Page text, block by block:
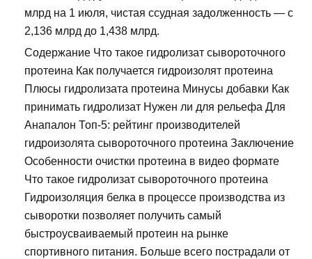
млрд на 1 июля, чистая ссудная задолженность — с
2,136 млрд до 1,438 млрд.
Содержание Что такое гидролизат сывороточного
протеина Как получается гидроизолят протеина
Плюсы гидролизата протеина Минусы добавки Как
принимать гидролизат Нужен ли для рельефа Для
Анапалон Топ-5: рейтинг производителей
гидроизолята сывороточного протеина Заключение
Особенности очистки протеина в видео формате
Что такое гидролизат сывороточного протеина
Гидроизоляция белка в процессе производства из
сыворотки позволяет получить самый
быстроусваиваемый протеин на рынке
спортивного питания. Больше всего пострадали от